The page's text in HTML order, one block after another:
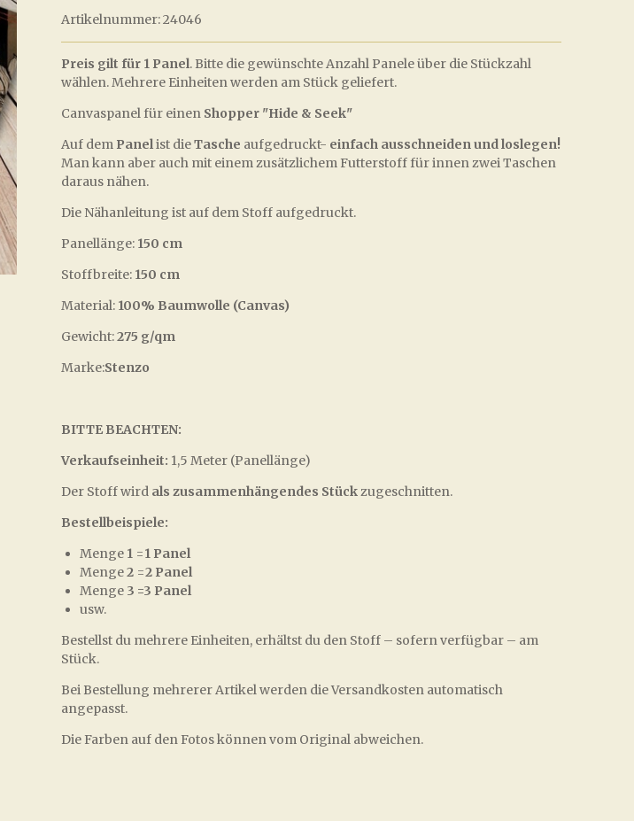
Artikelnummer:24046
Preis gilt für 1 Panel. Bitte die gewünschte Anzahl Panele über die Stückzahl
wählen. Mehrere Einheiten werden am Stück geliefert.
Canvaspanel für einen Shopper "Hide & Seek"
Auf dem Panelist dieTasche aufgedruckt- einfach ausschneiden und loslegen!
Man kann aber auch mit einem zusätzlichem Futterstoff für innen zwei Taschen
daraus nähen.
Die Nähanleitung ist auf dem Stoff aufgedruckt.
Panellänge: 150 cm
Stoffbreite: 150 cm
Material: 100% Baumwolle (Canvas)
Gewicht:275 g/qm
Marke:Stenzo
BITTE BEACHTEN:
Verkaufseinheit: 1,5 Meter (Panellänge)
Der Stoff wird als zusammenhängendes Stückzugeschnitten.
Bestellbeispiele:
Menge 1 =1 Panel
Menge2 =2 Panel
Menge 3 =3 Panel
usw.
Bestellst du mehrere Einheiten, erhältst du den Stoff – sofern verfügbar – am
Stück.
Bei Bestellung mehrerer Artikel werden die Versandkosten automatisch
angepasst.
Die Farben auf den Fotos können vom Original abweichen.